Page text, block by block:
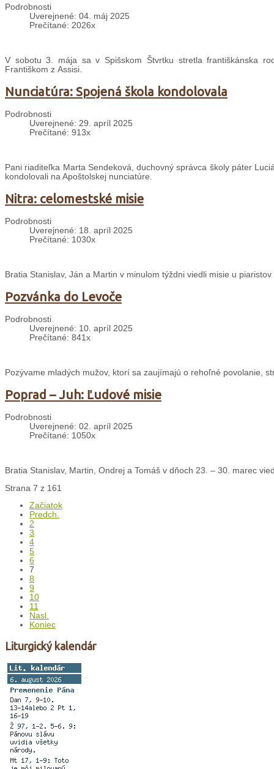
Podrobnosti
Uverejnené: 04. máj 2025
Prečítané: 2026x
V sobotu 3. mája sa v Spišskom Štvrtku stretla františkánska
Františkom z Assisi.
Nunciatúra: Spojená škola kondolovala
Podrobnosti
Uverejnené: 29. apríl 2025
Prečítané: 913x
Pani riaditeľka Marta Sendeková, duchovný správca školy páter
kondolovali na Apoštolskej nunciatúre.
Nitra: celomestské misie
Podrobnosti
Uverejnené: 18. apríl 2025
Prečítané: 1030x
Bratia Stanislav, Ján a Martin v minulom týždni viedli misie u
Pozvánka do Levoče
Podrobnosti
Uverejnené: 10. apríl 2025
Prečítané: 841x
Pozývame mladých mužov, ktorí sa zaujímajú o rehoľné povolanie,
Poprad – Juh: Ľudové misie
Podrobnosti
Uverejnené: 02. apríl 2025
Prečítané: 1050x
Bratia Stanislav, Martin, Ondrej a Tomáš v dňoch 23. – 30. marec
Strana 7 z 161
Začiatok
Predch.
2
3
4
5
6
7
8
9
10
11
Nasl.
Koniec
Liturgický kalendár